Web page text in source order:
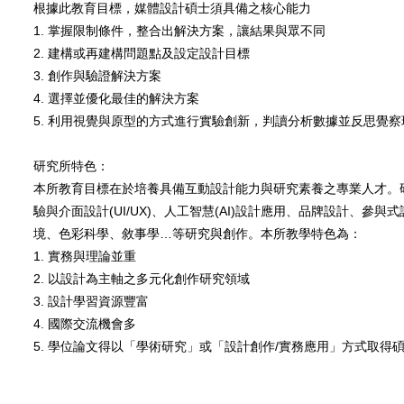
根據此教育目標，媒體設計碩士須具備之核心能力
1. 掌握限制條件，整合出解決方案，讓結果與眾不同
2. 建構或再建構問題點及設定設計目標
3. 創作與驗證解決方案
4. 選擇並優化最佳的解決方案
5. 利用視覺與原型的方式進行實驗創新，判讀分析數據並反思覺察
研究所特色：
本所教育目標在於培養具備互動設計能力與研究素養之專業人才
驗與介面設計(UI/UX)、人工智慧(AI)設計應用、品牌設計、參與
境、色彩科學、敘事學…等研究與創作。本所教學特色為：
1. 實務與理論並重
2. 以設計為主軸之多元化創作研究領域
3. 設計學習資源豐富
4. 國際交流機會多
5. 學位論文得以「學術研究」或「設計創作/實務應用」方式取得